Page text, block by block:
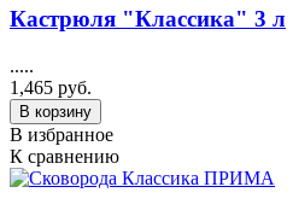
Кастрюля "Классика" 3 л
.....
1,465 руб.
В корзину
В избранное
К сравнению